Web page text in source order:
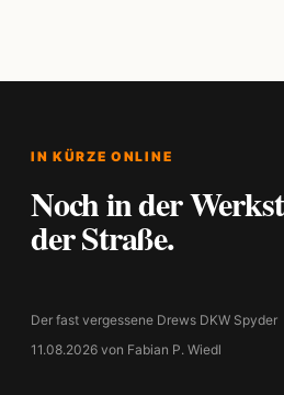
IN KÜRZE ONLINE
Noch in der
der Straße.
Der fast vergessene Drews DKW Spyder
11.08.2026 von Fabian P. Wiedl